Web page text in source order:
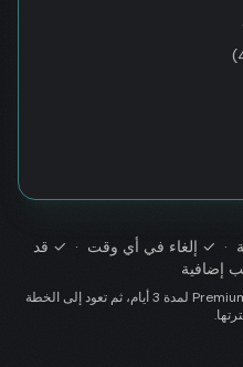
· إلغاء في أي وقت· ✓ قد
* تحصل حسابات التجربة على جميع مزايا Premium لمدة 3 أيام، ثم تعود إلى الخطة